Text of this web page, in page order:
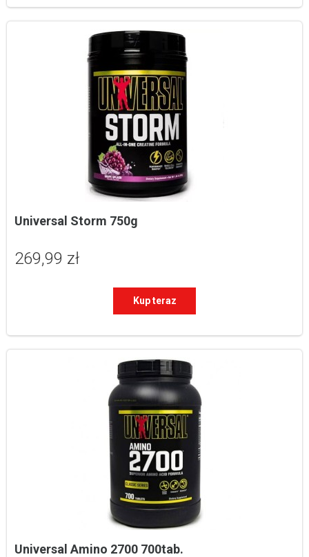
Universal Storm 750g
269,99 zł
Kup teraz
Universal Amino 2700 700tab.